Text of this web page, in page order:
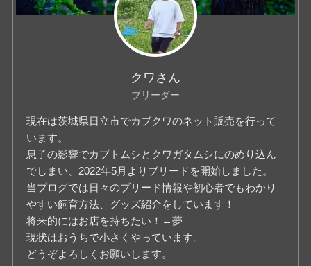
クワさん
ブリーダー
現在は茨城県日立市でカブクワのネット販売を行って
います。
息子の影響でカブトムシとクワガタムシにのめり込ん
でしまい、2022年5月よりブリードを開始しました。
当ブログでは日々のブリード情報や初心者でもわかり
やすい飼育方法、グッズ紹介をしています！
将来的にはお店を持ちたい！←夢
現状はおうちで小さくやっています。
どうぞよろしくお願いします。